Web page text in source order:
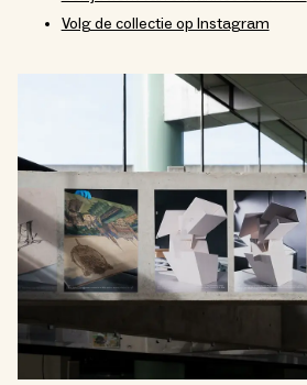
Volg de collectie op Instagram